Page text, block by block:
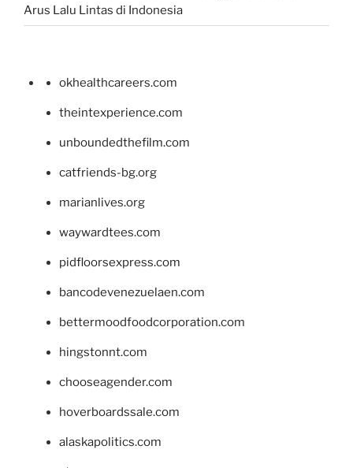
Arus Lalu Lintas di Indonesia
okhealthcareers.com
theintexperience.com
unboundedthefilm.com
catfriends-bg.org
marianlives.org
waywardtees.com
pidfloorsexpress.com
bancodevenezuelaen.com
bettermoodfoodcorporation.com
hingstonnt.com
chooseagender.com
hoverboardssale.com
alaskapolitics.com